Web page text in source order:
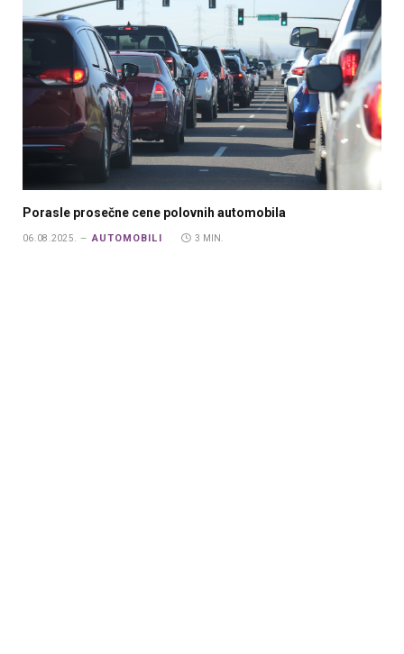
Porasle prosečne cene polovnih automobila
06.08.2025. AUTOMOBILI 3 MIN.